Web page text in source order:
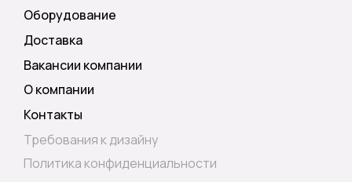
Оборудование
Доставка
Вакансии компании
О компании
Контакты
Требования к дизайну
Политика конфиденциальности